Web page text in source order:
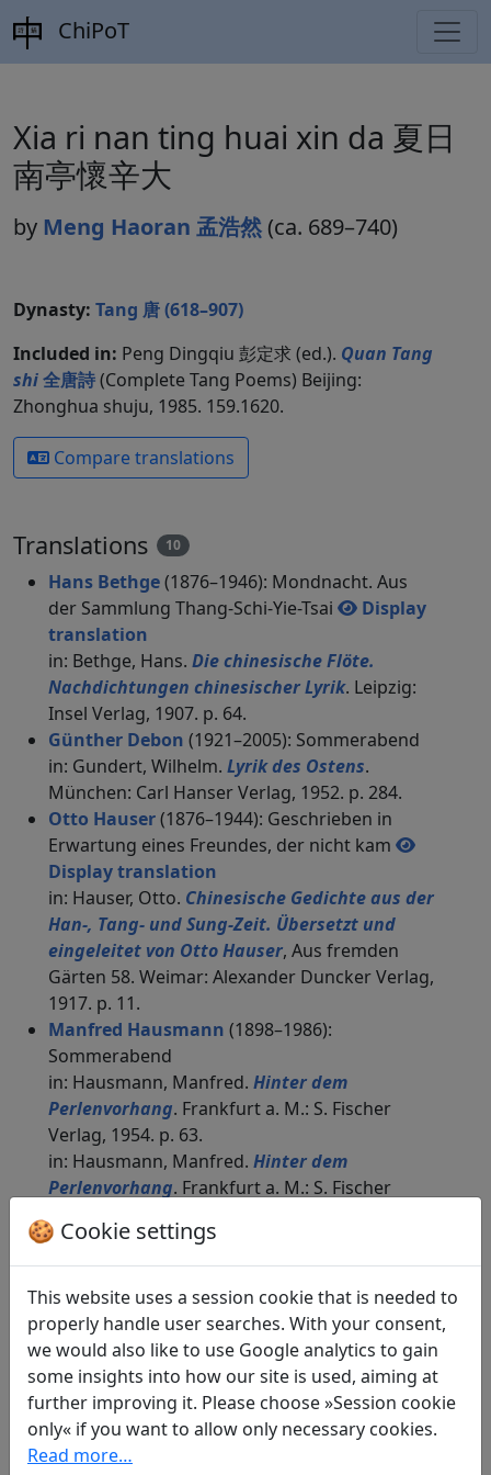
ChiPoT
Xia ri nan ting huai xin da 夏日
南亭懷辛大
by Meng Haoran 孟浩然 (ca. 689–740)
Dynasty: Tang 唐 (618–907)
Included in: Peng Dingqiu 彭定求 (ed.). Quan Tang
shi全唐詩(Complete Tang Poems) Beijing:
Zhonghua shuju, 1985. 159.1620.
Compare translations
Translations 10
Hans Bethge(1876–1946): Mondnacht. Aus
der Sammlung Thang-Schi-Yie-Tsai
Display
translation
in: Bethge, Hans. Die chinesische Flöte.
Nachdichtungen chinesischer Lyrik. Leipzig:
Insel Verlag, 1907. p. 64.
Günther Debon (1921–2005): Sommerabend
in: Gundert, Wilhelm. Lyrik des Ostens.
München: Carl Hanser Verlag, 1952. p. 284.
Otto Hauser(1876–1944): Geschrieben in
Erwartung eines Freundes, der nicht kam
Display translation
in: Hauser, Otto. Chinesische Gedichte aus der
Han-, Tang- und Sung-Zeit. Übersetzt und
eingeleitet von Otto Hauser, Aus fremden
Gärten 58. Weimar: Alexander Duncker Verlag,
1917. p. 11.
Manfred Hausmann (1898–1986):
Sommerabend
in: Hausmann, Manfred. Hinter dem
Perlenvorhang. Frankfurt a. M.: S. Fischer
Verlag, 1954. p. 63.
in: Hausmann, Manfred. Hinter dem
Perlenvorhang. Frankfurt a. M.: S. Fischer
Hans Heilmann (1859–1930): Abend
Display translation
in: Heilmann, Hans.Chinesische Lyrik vom 12.
Jahrhundert v. Chr. bis zur Gegenwart, Die
Fruchtschale. München, Leipzig: R. Piper & Co.,
1905. p. 19.
Hans Heilmann(1859–1930): Schöne Nacht.
Aus der Sammlung Thang-Schi-Yie-Tsai
Display translation
🍪 Cookie settings
This website uses a session cookie that is needed to
properly handle user searches. With your consent,
we would also like to use Google analytics to gain
some insights into how our site is used, aiming at
further improving it. Please choose »Session cookie
only« if you want to allow only necessary cookies.
Read more…